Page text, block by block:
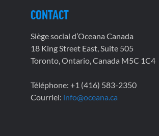
CONTACT
Siège social d’Oceana Canada
18 King Street East, Suite 505
Toronto, Ontario, Canada M5C 1C4
Téléphone: +1 (416) 583-2350
Courriel: info@oceana.ca